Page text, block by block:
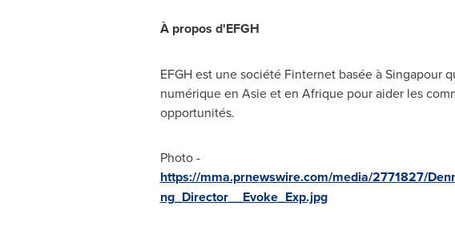
À propos d'EFGH
EFGH est une société Finternet basée à
numérique en Asie et en Afrique pour aider les
opportunités.
Photo -
https://mma.prnewswire.com/media/2771827/
ng_Director__Evoke_Exp.jpg